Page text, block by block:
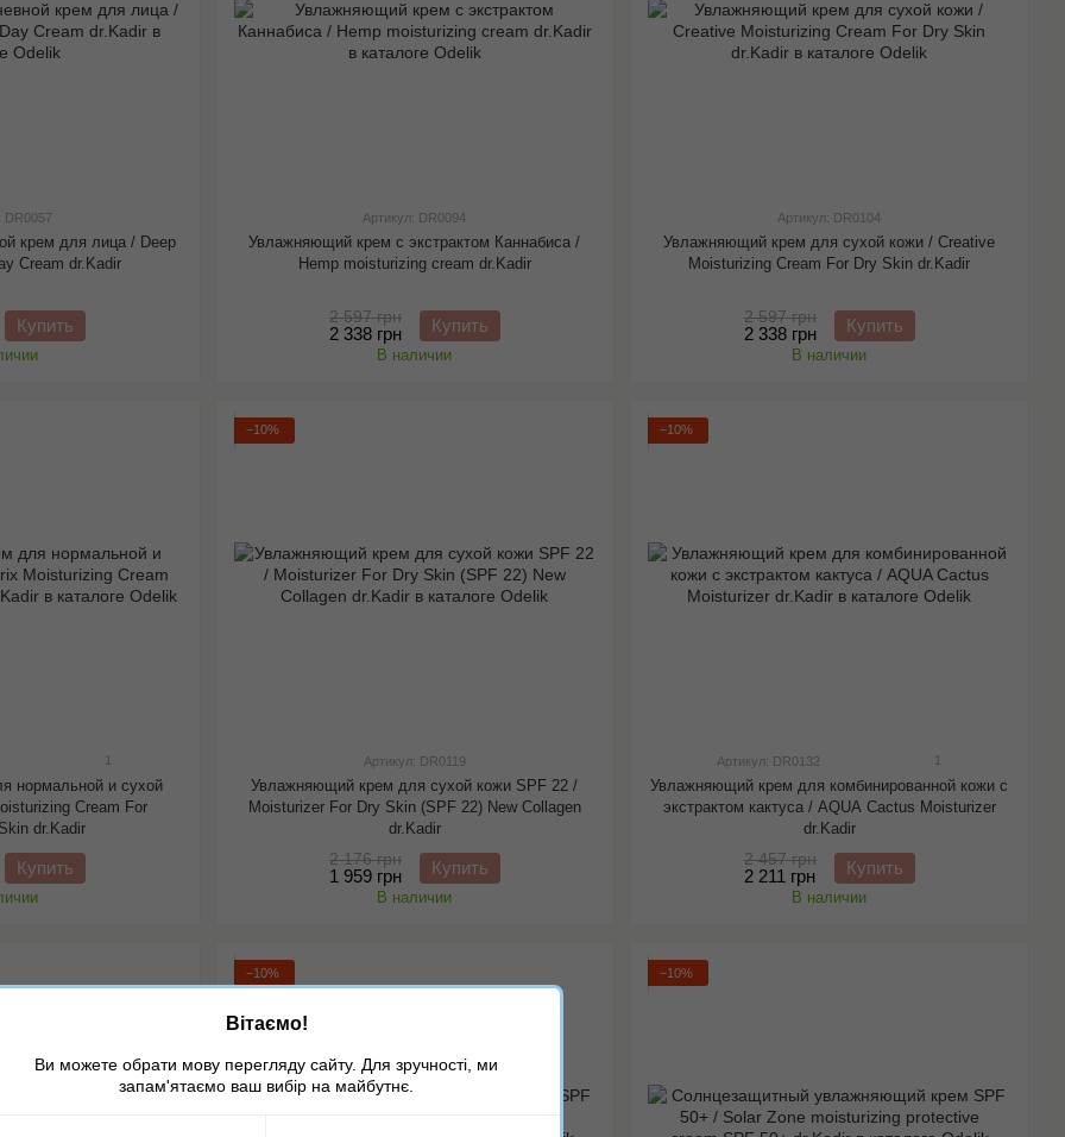
DR0057
крем для лица / Deep
Cream dr.Kadir
Купить
Артикул: DR0094
Увлажняющий крем c экстрактом Каннабиса /
Hemp moisturizing cream dr.Kadir
2 597 грн
2 338 грн Купить
В наличии
Артикул: DR0104
Увлажняющий крем для сухой кожи / Creative
Moisturizing Cream For Dry Skin dr.Kadir
2 597 грн
2 338 грн Купить
В наличии
1
нормальной и сухой
Cream For
dr.Kadir
Купить
−10%
Артикул: DR0119
Увлажняющий крем для сухой кожи SPF 22 /
Moisturizer For Dry Skin (SPF 22) New Collagen
dr.Kadir
2 176 грн
1 959 грн Купить
В наличии
−10%
Артикул: DR0132 1
Увлажняющий крем для комбинированной кожи с
экстрактом кактуса / AQUA Cactus Moisturizer
dr.Kadir
2 457 грн
2 211 грн Купить
В наличии
−10% −10%
Вітаємо!
Ви можете обрати мову перегляду сайту. Для зручності, ми
запам'ятаємо ваш вибір на майбутнє.